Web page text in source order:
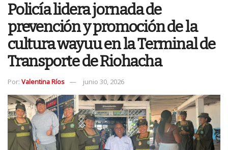
Policía lidera jornada de
prevención y promoción de la
cultura wayuu en la Terminal de
Transporte de Riohacha
Por: Valentina Ríos junio 30, 2026